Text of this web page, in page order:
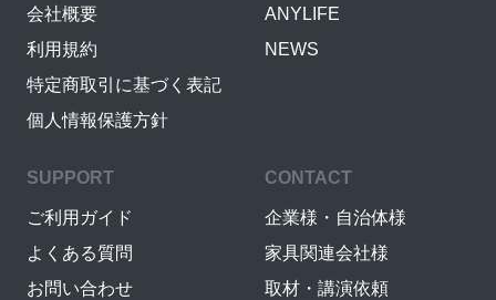
会社概要
利用規約
特定商取引に基づく表記
個人情報保護方針
ANYLIFE
NEWS
SUPPORT
ご利用ガイド
よくある質問
お問い合わせ
CONTACT
企業様・自治体様
家具関連会社様
取材・講演依頼